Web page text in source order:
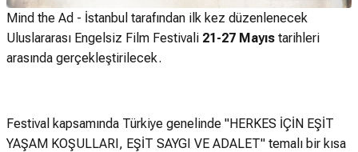
Mind the Ad - İstanbul tarafından ilk kez düzenlenecek
Uluslararası Engelsiz Film Festivali 21-27 Mayıs tarihleri
arasında gerçekleştirilecek.
Festival kapsamında Türkiye genelinde "HERKES İÇİN EŞİT
YAŞAM KOŞULLARI, EŞİT SAYGI VE ADALET" temalı bir kısa